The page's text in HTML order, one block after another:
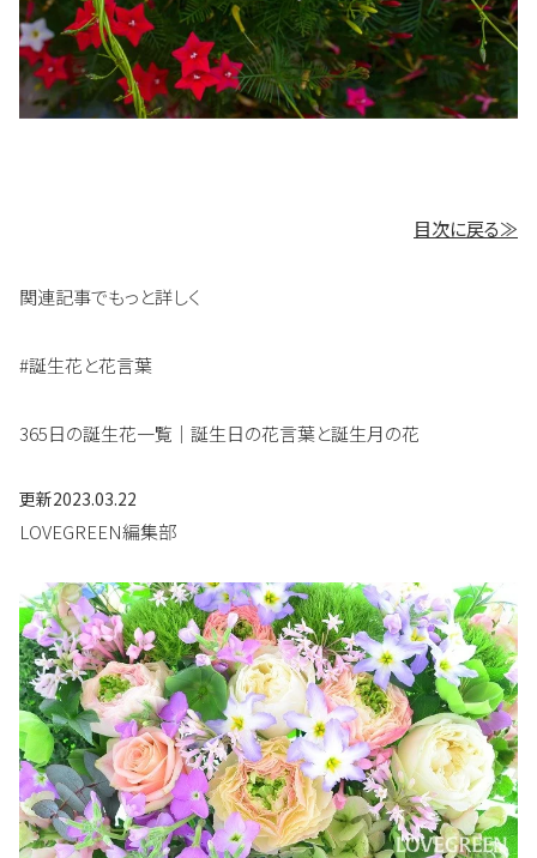
目次に戻る≫
関連記事でもっと詳しく
#誕生花と花言葉
365日の誕生花一覧｜誕生日の花言葉と誕生月の花
更新2023.03.22
LOVEGREEN編集部